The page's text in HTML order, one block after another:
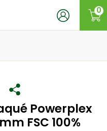
0
Powerplex
FSC 100%